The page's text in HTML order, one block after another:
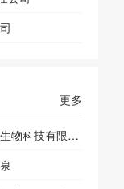
更多
科技有限公司